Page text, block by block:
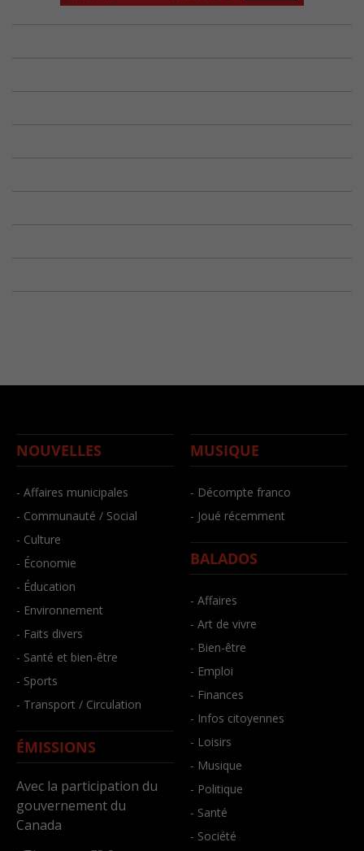
NOUVELLES
- Affaires municipales
- Communauté / Social
- Culture
- Économie
- Éducation
- Environnement
- Faits divers
- Santé et bien-être
- Sports
- Transport / Circulation
ÉMISSIONS
Avec la participation du
gouvernement du
Canada
MUSIQUE
- Décompte franco
- Joué récemment
BALADOS
- Affaires
- Art de vivre
- Bien-être
- Emploi
- Finances
- Infos citoyennes
- Loisirs
- Musique
- Politique
- Santé
- Société